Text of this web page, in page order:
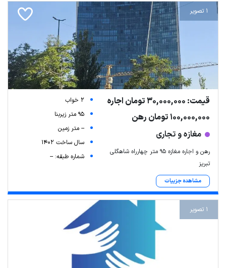
1 تصویر
قیمت: 30,000,000 تومان اجاره
100,000,000 تومان رهن
مغازه و تجاری
رهن و اجاره مغازه ۹۵ متر چهارراه شاهگلی
تبریز
مشاهده جزییات
2 خواب
95 متر زیربنا
-- متر زمین
سال ساخت 1402
شماره طبقه: --
1 تصویر